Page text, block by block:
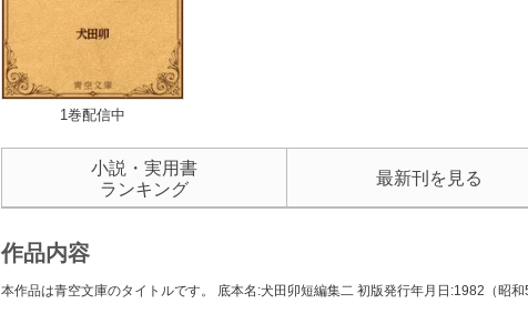
1巻配信中
小説・実用書
ランキング
最新刊を見る
作品内容
本作品は青空文庫のタイトルです。 底本名:犬田卯短編集二 初版発行年月日:1982（昭